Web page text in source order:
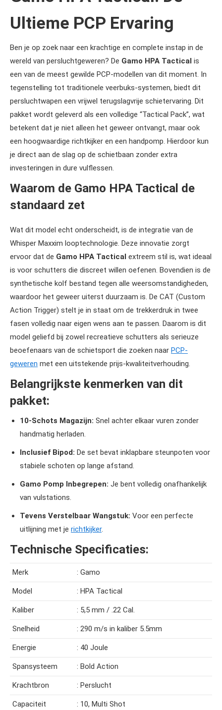
Ultieme PCP Ervaring
Ben je op zoek naar een krachtige en complete instap in de
wereld van persluchtgeweren? De Gamo HPA Tactical is
een van de meest gewilde PCP-modellen van dit moment. In
tegenstelling tot traditionele veerbuks-systemen, biedt dit
persluchtwapen een vrijwel terugslagvrije schietervaring. Dit
pakket wordt geleverd als een volledige “Tactical Pack”, wat
betekent dat je niet alleen het geweer ontvangt, maar ook
een hoogwaardige richtkijker en een handpomp. Hierdoor kun
je direct aan de slag op de schietbaan zonder extra
investeringen in dure vulflessen.
Waarom de Gamo HPA Tactical de
standaard zet
Wat dit model echt onderscheidt, is de integratie van de
Whisper Maxxim looptechnologie. Deze innovatie zorgt
ervoor dat de Gamo HPA Tactical extreem stil is, wat ideaal
is voor schutters die discreet willen oefenen. Bovendien is de
synthetische kolf bestand tegen alle weersomstandigheden,
waardoor het geweer uiterst duurzaam is. De CAT (Custom
Action Trigger) stelt je in staat om de trekkerdruk in twee
fasen volledig naar eigen wens aan te passen. Daarom is dit
model geliefd bij zowel recreatieve schutters als serieuze
beoefenaars van de schietsport die zoeken naar PCP-
geweren met een uitstekende prijs-kwaliteitverhouding.
Belangrijkste kenmerken van dit
pakket:
10-Schots Magazijn: Snel achter elkaar vuren zonder
handmatig herladen.
Inclusief Bipod: De set bevat inklapbare steunpoten voor
stabiele schoten op lange afstand.
Gamo Pomp Inbegrepen: Je bent volledig onafhankelijk
van vulstations.
Tevens Verstelbaar Wangstuk: Voor een perfecte
uitlijning met je richtkijker.
Technische Specificaties:
Merk : Gamo
Model : HPA Tactical
Kaliber : 5,5 mm / .22 Cal.
Snelheid : 290 m/s in kaliber 5.5mm
Energie : 40 Joule
Spansysteem : Bold Action
Krachtbron : Perslucht
Capaciteit : 10, Multi Shot